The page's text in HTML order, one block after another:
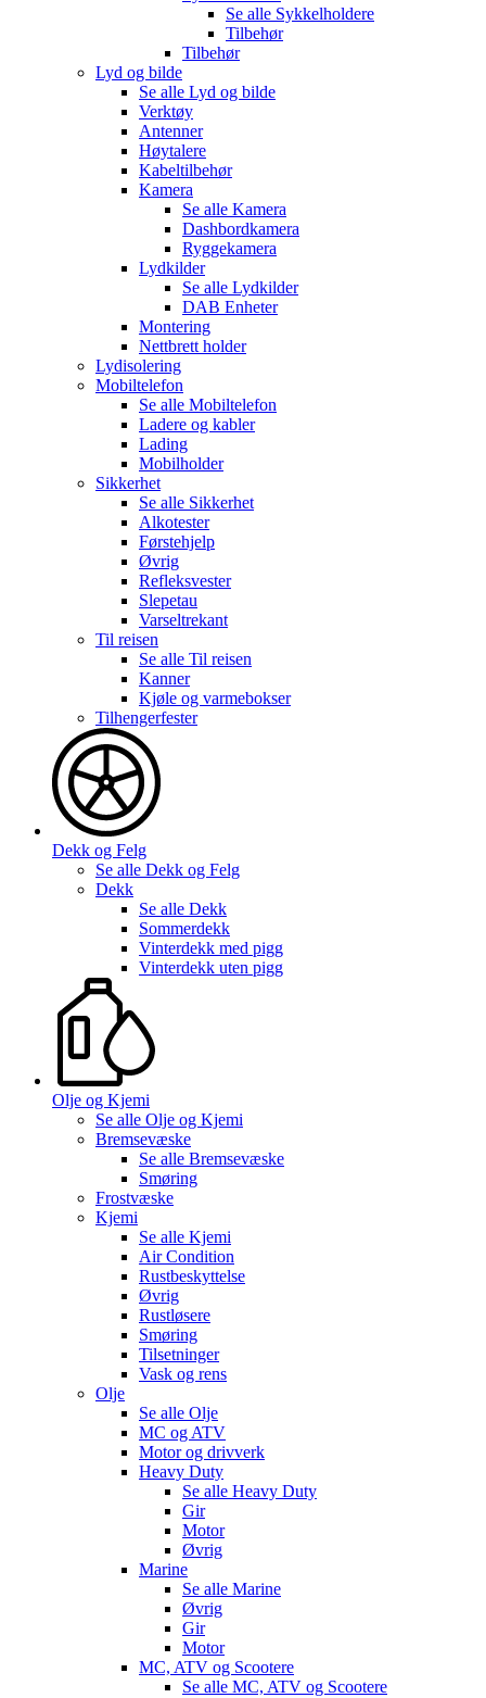
Se alle Sykkelholdere
Tilbehør
Tilbehør
Lyd og bilde
Se alle Lyd og bilde
Verktøy
Antenner
Høytalere
Kabeltilbehør
Kamera
Se alle Kamera
Dashbordkamera
Ryggekamera
Lydkilder
Se alle Lydkilder
DAB Enheter
Montering
Nettbrett holder
Lydisolering
Mobiltelefon
Se alle Mobiltelefon
Ladere og kabler
Lading
Mobilholder
Sikkerhet
Se alle Sikkerhet
Alkotester
Førstehjelp
Øvrig
Refleksvester
Slepetau
Varseltrekant
Til reisen
Se alle Til reisen
Kanner
Kjøle og varmebokser
Tilhengerfester
Dekk og Felg
Se alle Dekk og Felg
Dekk
Se alle Dekk
Sommerdekk
Vinterdekk med pigg
Vinterdekk uten pigg
Olje og Kjemi
Se alle Olje og Kjemi
Bremsevæske
Se alle Bremsevæske
Smøring
Frostvæske
Kjemi
Se alle Kjemi
Air Condition
Rustbeskyttelse
Øvrig
Rustløsere
Smøring
Tilsetninger
Vask og rens
Olje
Se alle Olje
MC og ATV
Motor og drivverk
Heavy Duty
Se alle Heavy Duty
Gir
Motor
Øvrig
Marine
Se alle Marine
Øvrig
Gir
Motor
MC, ATV og Scootere
Se alle MC, ATV og Scootere